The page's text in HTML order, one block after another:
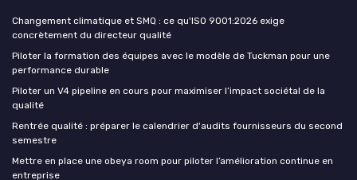
Changement climatique et SMQ : ce qu'ISO 9001:2026 exige
concrètement du directeur qualité
Piloter la formation des équipes avec le modèle de Tuckman pour une
performance durable
Piloter un V4 pipeline en cours pour maximiser l’impact sociétal de la
qualité
Rentrée qualité : préparer le calendrier d'audits fournisseurs du second
semestre
Mettre en place une obeya room pour piloter l’amélioration continue en
entreprise